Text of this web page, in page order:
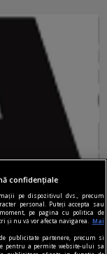
o dată
confidențiale
pe dispozitivul dvs., precum
personal. Puteți accepta sau
pe pagina cu politica de
și nu vă vor afecta navigarea.
Mai
publicitate partenere, precum si
pentru a permite website-ului sa